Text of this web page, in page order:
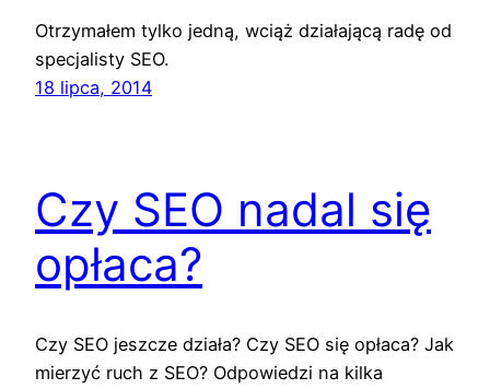
Otrzymałem tylko jedną, wciąż działającą radę od
specjalisty SEO.
18 lipca, 2014
Czy SEO nadal się
opłaca?
Czy SEO jeszcze działa? Czy SEO się opłaca? Jak
mierzyć ruch z SEO? Odpowiedzi na kilka